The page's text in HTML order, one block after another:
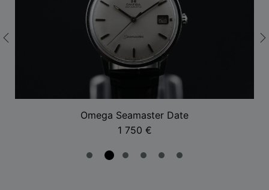
Omega Seamaster Date
1 750 €